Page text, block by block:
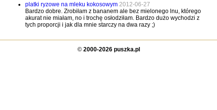
platki ryzowe na mleku kokosowym 2012-06-27
Bardzo dobre. Zrobiłam z bananem ale bez mielonego lnu, którego
akurat nie miałam, no i trochę osłodziłam. Bardzo dużo wychodzi z
tych proporcji i jak dla mnie starczy na dwa razy ;)
© 2000-2026 puszka.pl